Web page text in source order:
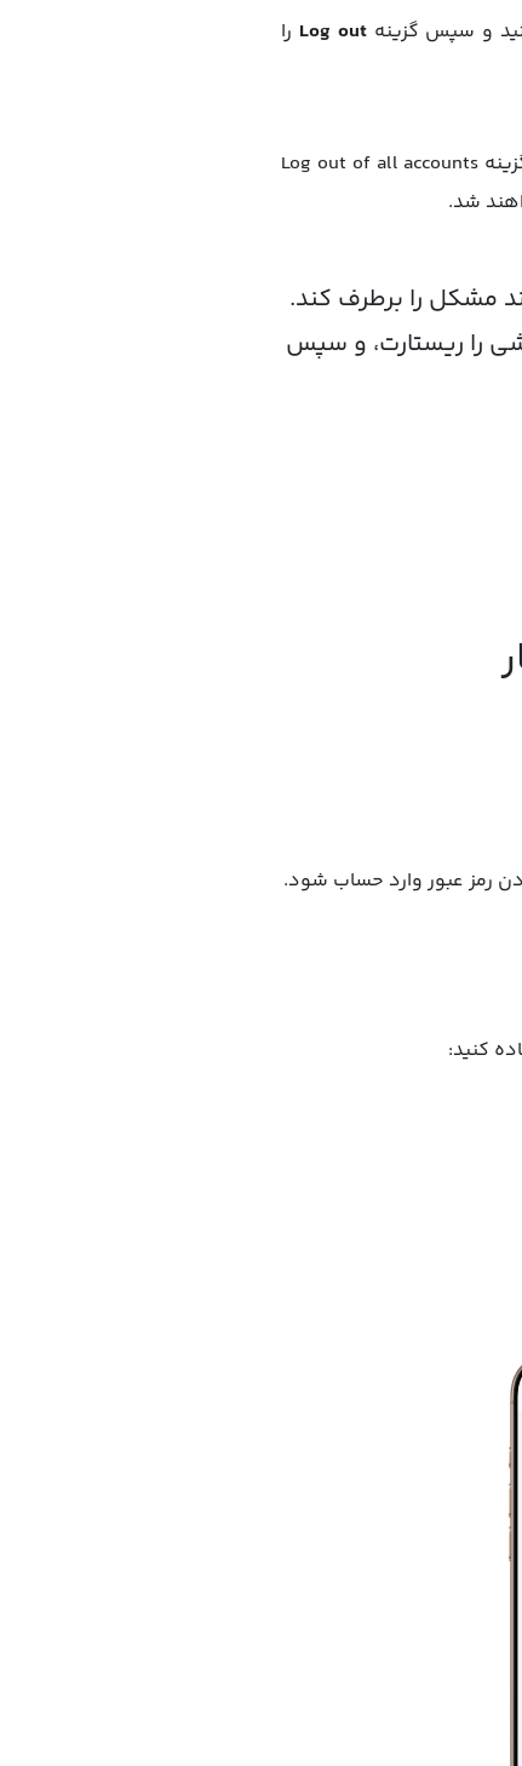
و سپس گزینهLog out را
اگر چندین حساب در اینستاگرام دارید و می‌خواهید از همه آن‌ها هم‌زمان خارج شوید، هنگام خروج، گزینه Log out of all accounts
شد.
مشکل را برطرف کند.
را ریستارت، و سپس
رمز عبور وارد حساب شود.
کنید: